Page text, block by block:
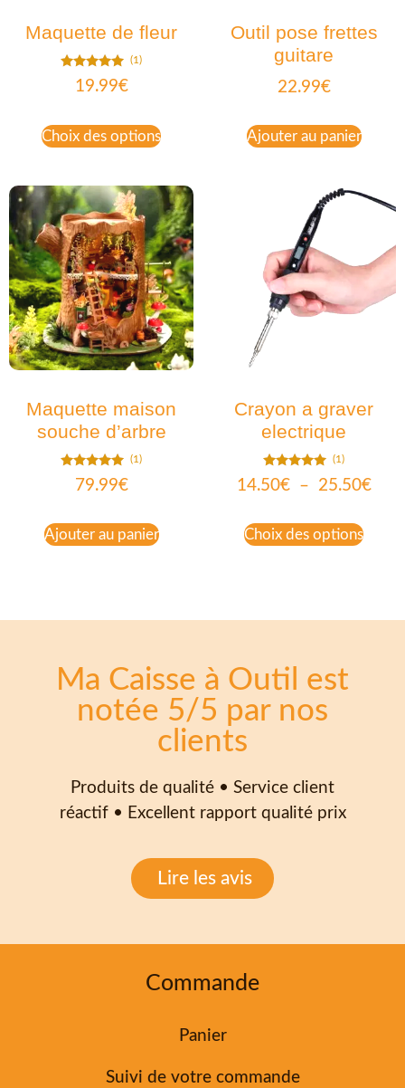
Maquette de fleur
Note
5.00
(1)
19.99€
Choix des options
Outil pose frettes
guitare
22.99€
Ajouter au panier
Maquette maison
souche d’arbre
Note
5.00
(1)
79.99€
Ajouter au panier
Crayon a graver
electrique
Note
5.00
(1)
14.50€ – 25.50€
Choix des options
Ma Caisse à Outil est
notée 5/5 par nos
clients
Produits de qualité • Service client
réactif • Excellent rapport qualité prix
Lire les avis
Commande
Panier
Suivi de votre commande